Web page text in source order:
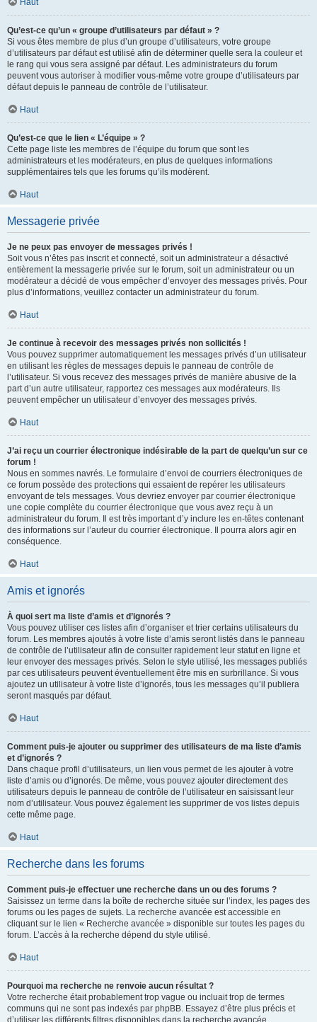
Haut
Qu’est-ce qu’un « groupe d’utilisateurs par défaut » ?
Si vous êtes membre de plus d’un groupe d’utilisateurs, votre groupe
d’utilisateurs par défaut est utilisé afin de déterminer quelle sera la couleur et
le rang qui vous sera assigné par défaut. Les administrateurs du forum
peuvent vous autoriser à modifier vous-même votre groupe d’utilisateurs par
défaut depuis le panneau de contrôle de l’utilisateur.
Haut
Qu’est-ce que le lien « L’équipe » ?
Cette page liste les membres de l’équipe du forum que sont les
administrateurs et les modérateurs, en plus de quelques informations
supplémentaires tels que les forums qu’ils modèrent.
Haut
Messagerie privée
Je ne peux pas envoyer de messages privés !
Soit vous n’êtes pas inscrit et connecté, soit un administrateur a désactivé
entièrement la messagerie privée sur le forum, soit un administrateur ou un
modérateur a décidé de vous empêcher d’envoyer des messages privés. Pour
plus d’informations, veuillez contacter un administrateur du forum.
Haut
Je continue à recevoir des messages privés non sollicités !
Vous pouvez supprimer automatiquement les messages privés d’un utilisateur
en utilisant les règles de messages depuis le panneau de contrôle de
l’utilisateur. Si vous recevez des messages privés de manière abusive de la
part d’un autre utilisateur, rapportez ces messages aux modérateurs. Ils
peuvent empêcher un utilisateur d’envoyer des messages privés.
Haut
J’ai reçu un courrier électronique indésirable de la part de quelqu’un sur ce
forum !
Nous en sommes navrés. Le formulaire d’envoi de courriers électroniques de
ce forum possède des protections qui essaient de repérer les utilisateurs
envoyant de tels messages. Vous devriez envoyer par courrier électronique
une copie complète du courrier électronique que vous avez reçu à un
administrateur du forum. Il est très important d’y inclure les en-têtes contenant
des informations sur l’auteur du courrier électronique. Il pourra alors agir en
conséquence.
Haut
Amis et ignorés
À quoi sert ma liste d’amis et d’ignorés ?
Vous pouvez utiliser ces listes afin d’organiser et trier certains utilisateurs du
forum. Les membres ajoutés à votre liste d’amis seront listés dans le panneau
de contrôle de l’utilisateur afin de consulter rapidement leur statut en ligne et
leur envoyer des messages privés. Selon le style utilisé, les messages publiés
par ces utilisateurs peuvent éventuellement être mis en surbrillance. Si vous
ajoutez un utilisateur à votre liste d’ignorés, tous les messages qu’il publiera
seront masqués par défaut.
Haut
Comment puis-je ajouter ou supprimer des utilisateurs de ma liste d’amis
et d’ignorés ?
Dans chaque profil d’utilisateurs, un lien vous permet de les ajouter à votre
liste d’amis ou d’ignorés. De même, vous pouvez ajouter directement des
utilisateurs depuis le panneau de contrôle de l’utilisateur en saisissant leur
nom d’utilisateur. Vous pouvez également les supprimer de vos listes depuis
cette même page.
Haut
Recherche dans les forums
Comment puis-je effectuer une recherche dans un ou des forums ?
Saisissez un terme dans la boîte de recherche située sur l’index, les pages des
forums ou les pages de sujets. La recherche avancée est accessible en
cliquant sur le lien « Recherche avancée » disponible sur toutes les pages du
forum. L’accès à la recherche dépend du style utilisé.
Haut
Pourquoi ma recherche ne renvoie aucun résultat ?
Votre recherche était probablement trop vague ou incluait trop de termes
communs qui ne sont pas indexés par phpBB. Essayez d’être plus précis et
d’utiliser les différents filtres disponibles dans la recherche avancée.